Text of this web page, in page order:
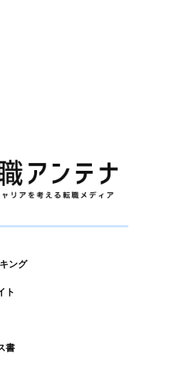
ング
ト
書